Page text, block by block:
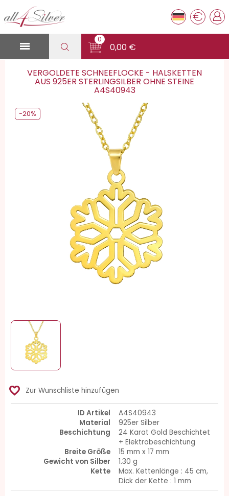
€

0
0,00 €
VERGOLDETE SCHNEEFLOCKE - HALSKETTEN
AUS 925ER STERLINGSILBER OHNE STEINE
A4S40943
-20%
favorite_border Zur Wunschliste hinzufügen
ID Artikel
A4S40943
Material
925er Silber
Beschichtung
24 Karat Gold Beschichtet
+ Elektrobeschichtung
Breite Größe
15 mm x 17 mm
Gewicht von Silber
1.30 g
Kette
Max. Kettenlänge : 45 cm,
Dick der Kette : 1 mm